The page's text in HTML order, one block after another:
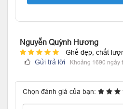
Nguyễn Quỳnh Hương
Ghế đẹp, chất
Gửi trả lời
Khoảng 1690 ngày
Chọn đánh giá của bạn: